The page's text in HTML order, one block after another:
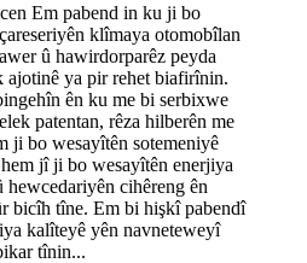
Em pabend in ku ji bo
klîmaya otomobîlan
û hawirdorparêz peyda
ajotinê ya pir rehet biafirînin.
ên ku me bi serbixwe
patentan, rêza hilberên me
ji bo wesayîtên sotemeniyê
jî ji bo wesayîtên enerjiya
cihêreng ên
bicîh tîne. Em bi hişkî pabendî
kalîteyê yên navneteweyî
tînin...